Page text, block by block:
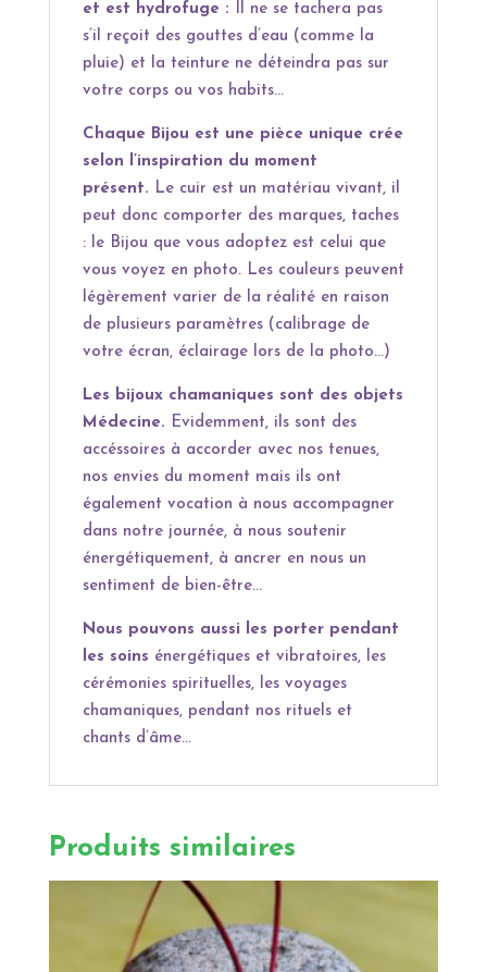
et est hydrofuge : Il ne se tachera pas
s’il reçoit des gouttes d’eau (comme la
pluie) et la teinture ne déteindra pas sur
votre corps ou vos habits…
Chaque Bijou est une pièce unique crée
selon l’inspiration du moment
présent. Le cuir est un matériau vivant, il
peut donc comporter des marques, taches
: le Bijou que vous adoptez est celui que
vous voyez en photo. Les couleurs peuvent
légèrement varier de la réalité en raison
de plusieurs paramètres (calibrage de
votre écran, éclairage lors de la photo…)
Les bijoux chamaniques sont des objets
Médecine. Evidemment, ils sont des
accéssoires à accorder avec nos tenues,
nos envies du moment mais ils ont
également vocation à nous accompagner
dans notre journée, à nous soutenir
énergétiquement, à ancrer en nous un
sentiment de bien-être…
Nous pouvons aussi les porter pendant
les soins énergétiques et vibratoires, les
cérémonies spirituelles, les voyages
chamaniques, pendant nos rituels et
chants d’âme…
Produits similaires